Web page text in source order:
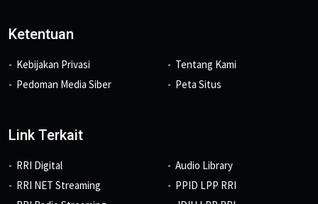
Ketentuan
Kebijakan Privasi
Pedoman Media Siber
Tentang Kami
Peta Situs
Link Terkait
RRI Digital
RRI NET Streaming
Audio Library
PPID LPP RRI